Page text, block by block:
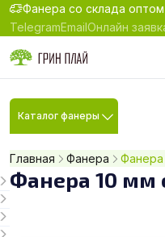
Фанера со склада
TelegramEmailОнлайн
Каталог фанеры
Главная Фанера
Фанера 10 мм